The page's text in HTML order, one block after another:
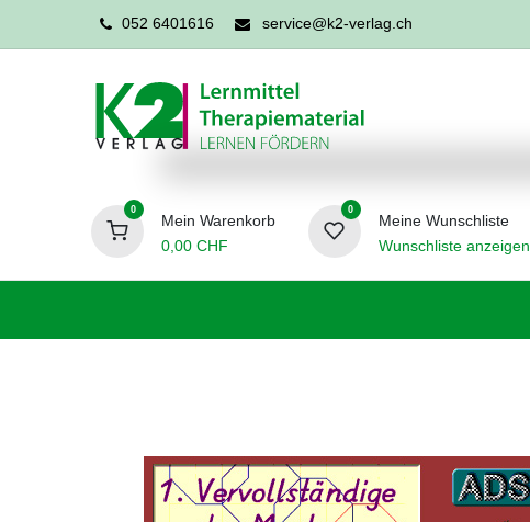
052 6401616 service@k2-verlag.ch
0
Mein Warenkorb
0,00CHF
0
Meine Wunschliste
Wunschliste anzeigen